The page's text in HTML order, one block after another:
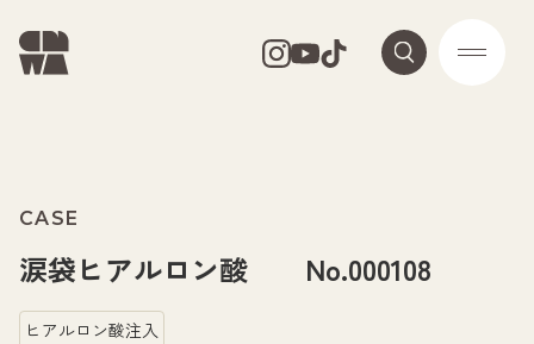
CASE
涙袋ヒアルロン酸 No.000108
ヒアルロン酸注入